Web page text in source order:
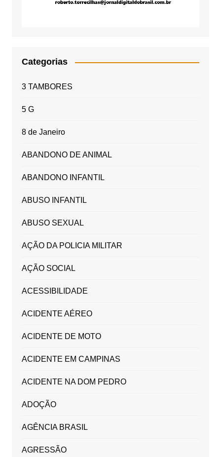
Categorias
3 TAMBORES
5 G
8 de Janeiro
ABANDONO DE ANIMAL
ABANDONO INFANTIL
ABUSO INFANTIL
ABUSO SEXUAL
AÇÃO DA POLICIA MILITAR
AÇÃO SOCIAL
ACESSIBILIDADE
ACIDENTE AÉREO
ACIDENTE DE MOTO
ACIDENTE EM CAMPINAS
ACIDENTE NA DOM PEDRO
ADOÇÃO
AGÊNCIA BRASIL
AGRESSÃO